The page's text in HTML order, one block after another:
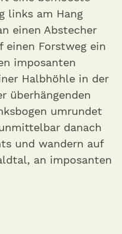
links am Hang
einen Abstecher
einen Forstweg ein
imposanten
Halbhöhle in der
überhängenden
umrundet
danach
und wandern auf
an imposanten